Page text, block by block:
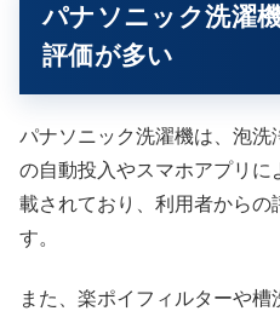
パナソニック洗濯
評価が多い
パナソニック洗濯機は、泡洗
の自動投入やスマホアプリ
載されており、利用者から
す。
また、楽ポイフィルターや